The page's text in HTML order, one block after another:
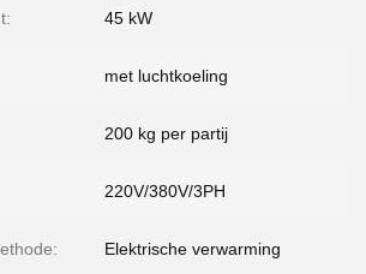
45 kW
met luchtkoeling
200 kg per partij
220V/380V/3PH
Elektrische verwarming